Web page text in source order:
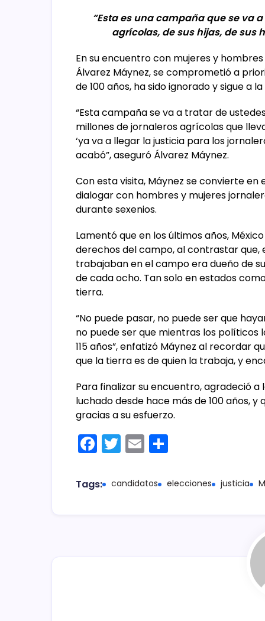
“Esta es una campaña que se va
agrícolas, de sus hijas, de sus
En su encuentro con mujeres y
Álvarez Máynez, se comprometió a
de 100 años, ha sido ignorado y sigue a
“Esta campaña se va a tratar de
millones de jornaleros agrícolas que
‘ya va a llegar la justicia para los
acabó”, aseguró Álvarez Máynez.
Con esta visita, Máynez se convierte
dialogar con hombres y mujeres
durante sexenios.
Lamentó que en los últimos años,
derechos del campo, al contrastar que,
trabajaban en el campo era dueño de
de cada ocho. Tan solo en estados
tierra.
“No puede pasar, no puede ser que
no puede ser que mientras los
115 años”, enfatizó Máynez al recordar
que la tierra es de quien la trabaja, y
Para finalizar su encuentro, agradeció
luchado desde hace más de 100 años,
gracias a su esfuerzo.
F
c
T
itt
E
ai m
Tags: candidatos elecciones justicia